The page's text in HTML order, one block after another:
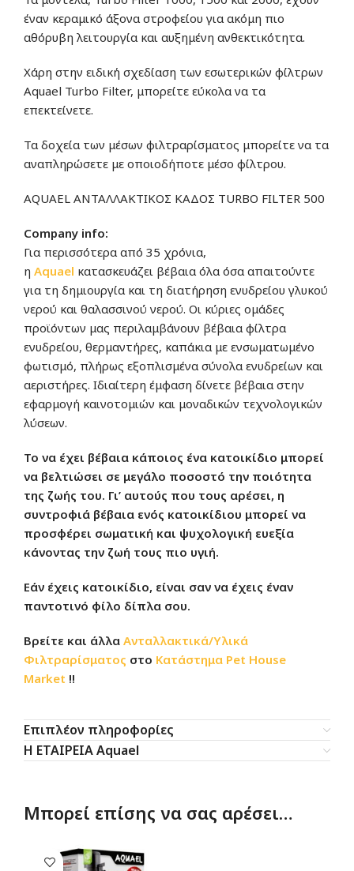
έναν κεραμικό άξονα στροφείου για ακόμη πιο
αθόρυβη λειτουργία και αυξημένη ανθεκτικότητα.
Χάρη στην ειδική σχεδίαση των εσωτερικών φίλτρων
Aquael Turbo Filter, μπορείτε εύκολα να τα
επεκτείνετε.
Τα δοχεία των μέσων φιλτραρίσματος μπορείτε να τα
αναπληρώσετε με οποιοδήποτε μέσο φίλτρου.
AQUAEL ΑΝΤΑΛΛΑΚΤΙΚΟΣ ΚΑΔΟΣ TURBO FILTER 500
Company info:
Για περισσότερα από 35 χρόνια,
η Aquael κατασκευάζει βέβαια όλα όσα απαιτούντε
για τη δημιουργία και τη διατήρηση ενυδρείου γλυκού
νερού και θαλασσινού νερού. Οι κύριες ομάδες
προϊόντων μας περιλαμβάνουν βέβαια φίλτρα
ενυδρείου, θερμαντήρες, καπάκια με ενσωματωμένο
φωτισμό, πλήρως εξοπλισμένα σύνολα ενυδρείων και
αεριστήρες. Ιδιαίτερη έμφαση δίνετε βέβαια στην
εφαρμογή καινοτομιών και μοναδικών τεχνολογικών
λύσεων.
Το να έχει βέβαια κάποιος ένα κατοικίδιο μπορεί
να βελτιώσει σε μεγάλο ποσοστό την ποιότητα
της ζωής του. Γι’ αυτούς που τους αρέσει, η
συντροφιά βέβαια ενός κατοικίδιου μπορεί να
προσφέρει σωματική και ψυχολογική ευεξία
κάνοντας την ζωή τους πιο υγιή.
Εάν έχεις κατοικίδιο, είναι σαν να έχεις έναν
παντοτινό φίλο δίπλα σου.
Βρείτε και άλλα Ανταλλακτικά/Υλικά
Φιλτραρίσματος στο Κατάστημα Pet House
Market !!
Επιπλέον πληροφορίες
Η ΕΤΑΙΡΕΙΑ Aquael
Μπορεί επίσης να σας αρέσει…